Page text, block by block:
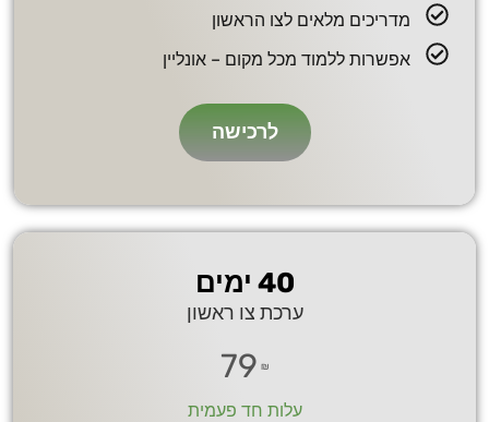
מדריכים מלאים לצו הראשון
אפשרות ללמוד מכל מקום – אונליין
לרכישה
40 ימים
ערכת צו ראשון
79 ₪
עלות חד פעמית